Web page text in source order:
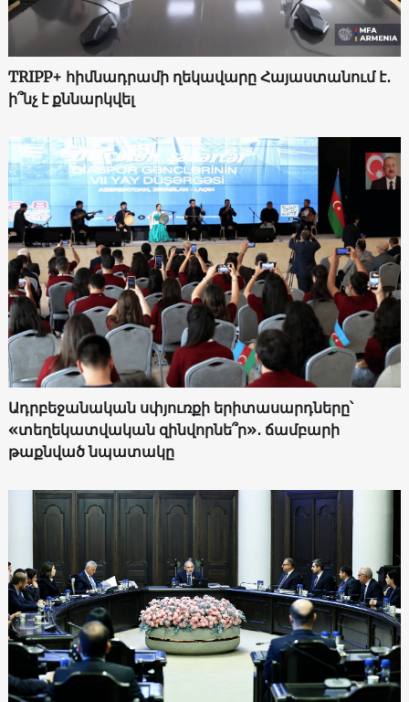
TRIPP+ հիմնադրամի ղեկավարը Հայաստանում է․
ի՞նչ է քննարկվել
Ադրբեջանական սփյուռքի երիտասարդները՝
«տեղեկատվական զինվորնե՞ր»․ ճամբարի
թաքնված նպատակը